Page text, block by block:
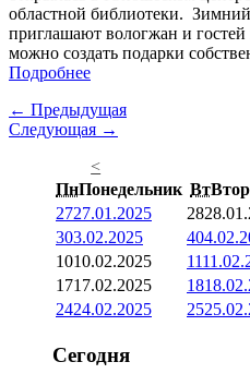
областной библиотеки.
приглашают вологжан и гостей
можно создать подарки
Подробнее
← Предыдущая
Следующая →
<
ПнПонедельник Вт
2727.01.2025 28
303.02.2025 4
1010.02.2025 11
1717.02.2025 18
2424.02.2025 25
Сегодня